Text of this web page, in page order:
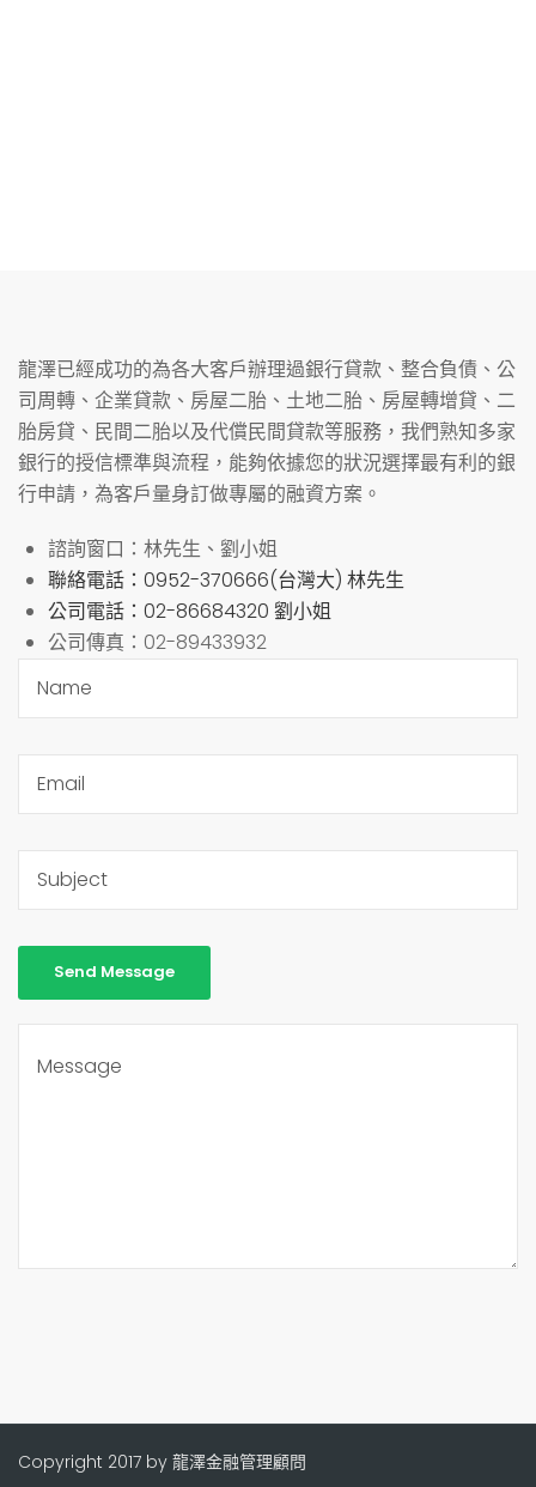
龍澤已經成功的為各大客戶辦理過銀行貸款、整合負債、公
司周轉、企業貸款、房屋二胎、土地二胎、房屋轉增貸、二
胎房貸、民間二胎以及代償民間貸款等服務，我們熟知多家
銀行的授信標準與流程，能夠依據您的狀況選擇最有利的銀
行申請，為客戶量身訂做專屬的融資方案。
諮詢窗口：林先生、劉小姐
聯絡電話：0952-370666(台灣大) 林先生
公司電話：02-86684320 劉小姐
公司傳真：02-89433932
Copyright 2017 by 龍澤金融管理顧問